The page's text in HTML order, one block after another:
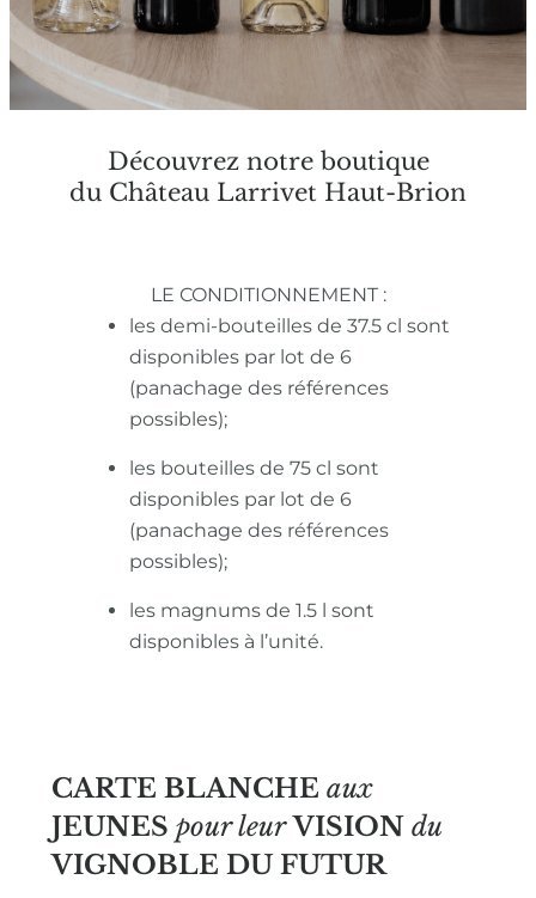
Découvrez notre boutique
du Château Larrivet Haut-Brion
LE CONDITIONNEMENT :
les demi-bouteilles de 37.5 cl sont
disponibles par lot de 6
(panachage des références
possibles);
les bouteilles de 75 cl sont
disponibles par lot de 6
(panachage des références
possibles);
les magnums de 1.5 l sont
disponibles à l’unité.
CARTE BLANCHE aux
JEUNES pour leur VISION du
VIGNOBLE DU FUTUR